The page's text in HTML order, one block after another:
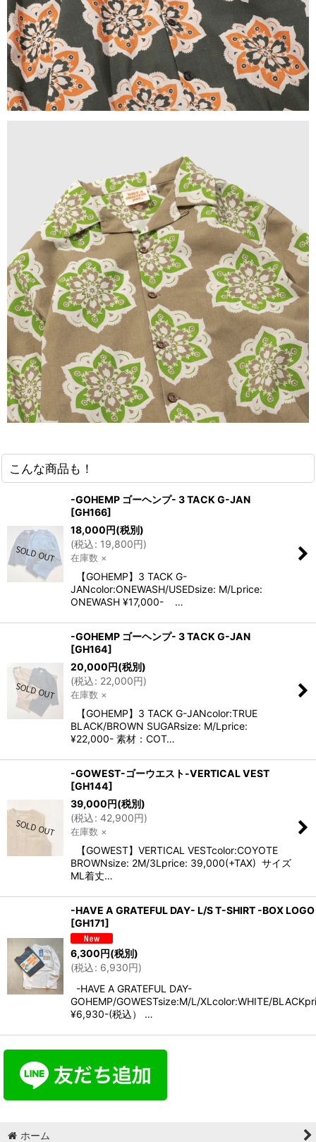
こんな商品も！
-GOHEMP ゴーヘンプ- 3 TACK G-JAN
[GH166]
18,000円(税別)
(税込: 19,800円)
在庫数 ×
【GOHEMP】3 TACK G-
JANcolor:ONEWASH/USEDsize: M/Lprice:
ONEWASH ¥17,000- …
-GOHEMP ゴーヘンプ- 3 TACK G-JAN
[GH164]
20,000円(税別)
(税込: 22,000円)
在庫数 ×
【GOHEMP】3 TACK G-JANcolor:TRUE
BLACK/BROWN SUGARsize: M/Lprice:
¥22,000- 素材：COT…
-GOWEST-ゴーウエスト-VERTICAL VEST
[GH144]
39,000円(税別)
(税込: 42,900円)
在庫数 ×
【GOWEST】VERTICAL VESTcolor:COYOTE
BROWNsize: 2M/3Lprice: 39,000(+TAX) サイズ
ML着丈…
-HAVE A GRATEFUL DAY- L/S T-SHIRT -BOX LOGO
[GH171]
6,300円(税別)
(税込: 6,930円)
-HAVE A GRATEFUL DAY-
GOHEMP/GOWESTsize:M/L/XLcolor:WHITE/
¥6,930-(税込） …
ホーム